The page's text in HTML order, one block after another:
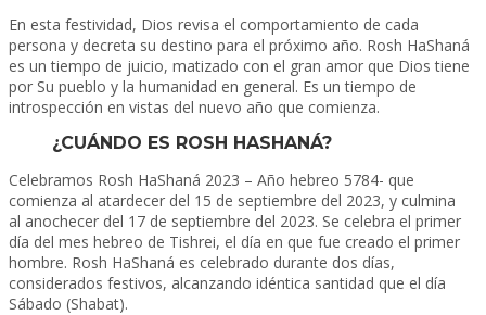
En esta festividad, Dios revisa el comportamiento de cada
persona y decreta su destino para el próximo año. Rosh HaShaná
es un tiempo de juicio, matizado con el gran amor que Dios tiene
por Su pueblo y la humanidad en general. Es un tiempo de
introspección en vistas del nuevo año que comienza.
¿CUÁNDO ES ROSH HASHANÁ?
Celebramos Rosh HaShaná 2023 – Año hebreo 5784- que
comienza al atardecer del 15 de septiembre del 2023, y culmina
al anochecer del 17 de septiembre del 2023. Se celebra el primer
día del mes hebreo de Tishrei, el día en que fue creado el primer
hombre. Rosh HaShaná es celebrado durante dos días,
considerados festivos, alcanzando idéntica santidad que el día
Sábado (Shabat).